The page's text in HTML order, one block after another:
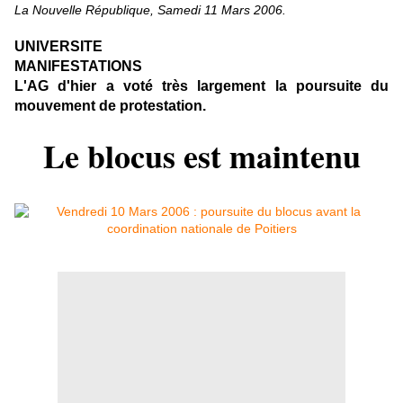
La Nouvelle République, Samedi 11 Mars 2006.
UNIVERSITE
MANIFESTATIONS
L'AG d'hier a voté très largement la poursuite du
mouvement de protestation.
Le blocus est maintenu